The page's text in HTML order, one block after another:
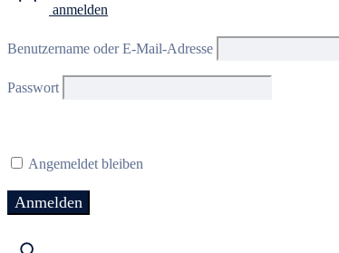
anmelden
Benutzername oder E-Mail-Adresse
Passwort
Angemeldet bleiben